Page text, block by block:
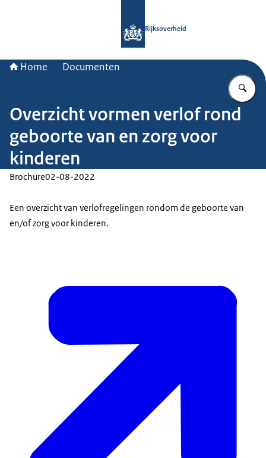
Rijksoverheid
Home Documenten
Overzicht vormen verlof rond
geboorte van en zorg voor
kinderen
Brochure02-08-2022
Een overzicht van verlofregelingen rondom de geboorte van
en/of zorg voor kinderen.